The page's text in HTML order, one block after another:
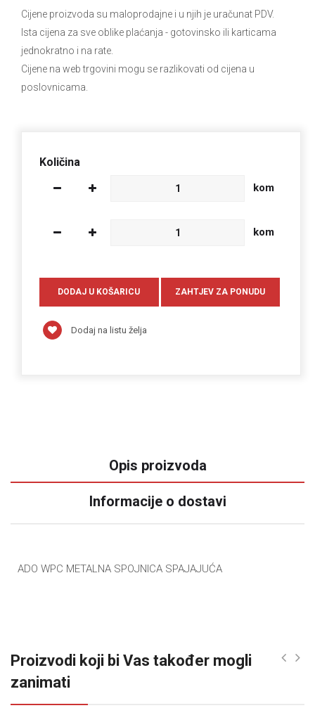
Cijene proizvoda su maloprodajne i u njih je uračunat PDV.
Ista cijena za sve oblike plaćanja - gotovinsko ili karticama
jednokratno i na rate.
Cijene na web trgovini mogu se razlikovati od cijena u
poslovnicama.
Količina
kom
kom
Dodaj na listu želja
Opis proizvoda
Informacije o dostavi
ADO WPC METALNA SPOJNICA SPAJAJUĆA
Proizvodi koji bi Vas također mogli
zanimati